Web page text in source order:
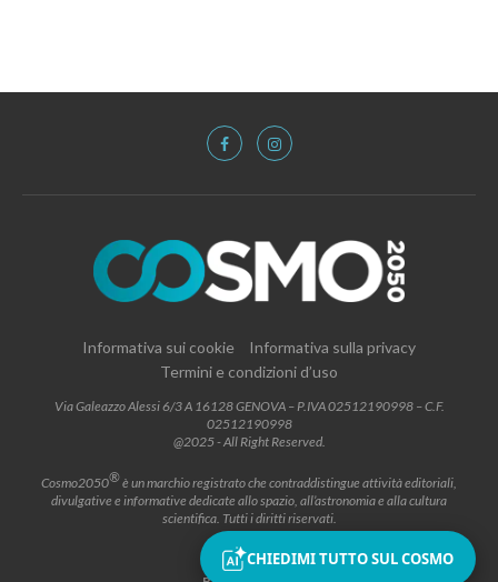
Informativa sui cookie
Informativa sulla privacy
Termini e condizioni d’uso
Via Galeazzo Alessi 6/3 A 16128 GENOVA – P.IVA 02512190998 – C.F.
02512190998
@2025 - All Right Reserved.
Cosmo2050®è un marchio registrato che contraddistingue attività editoriali,
divulgative e informative dedicate allo spazio, all’astronomia e alla cultura
scientifica. Tutti i diritti riservati.
CHIEDIMI TUTTO SUL COSMO